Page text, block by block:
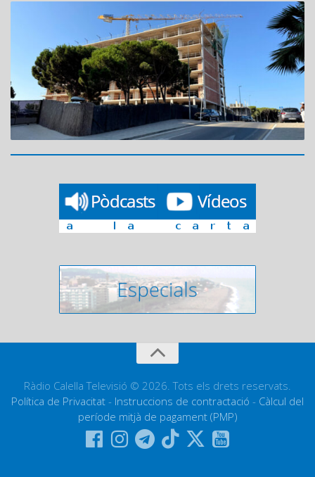
Ràdio Calella Televisió © 2026. Tots els drets reservats.
Política de Privacitat - Instruccions de contractació - Càlcul del
període mitjà de pagament (PMP)